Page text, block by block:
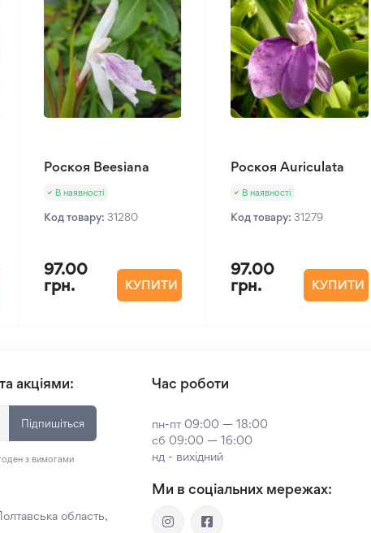
Роскоя Beesiana
В наявності
Код товару: 31280
97.00
грн.
КУПИТИ
Роскоя Auriculata
В наявності
Код товару: 31279
97.00
грн.
КУПИТИ
акціями:
Підпишіться
з вимогами
область,
Час роботи
пн-пт 09:00 — 18:00
сб 09:00 — 16:00
нд - вихідний
Ми в соціальних мережах: